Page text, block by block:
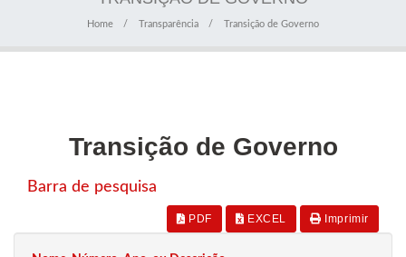
Home Transparência Transição de Governo
Transição de Governo
Barra de pesquisa
PDF EXCEL Imprimir